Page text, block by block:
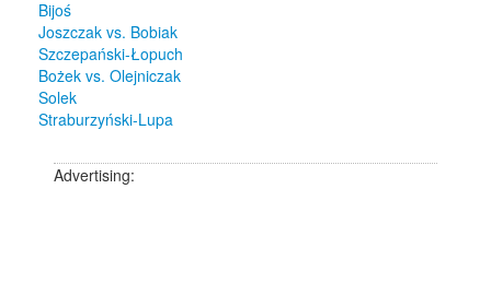
Bijoś
Joszczak vs. Bobiak
Szczepański-Łopuch
Bożek vs. Olejniczak
Solek
Straburzyński-Lupa
Advertising: